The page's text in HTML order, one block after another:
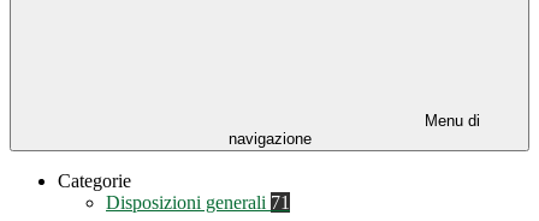
Menu di
navigazione
Categorie
Disposizioni generali 71